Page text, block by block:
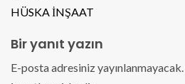
HÜSKA İNŞAAT
Bir yanıt yazın
E-posta adresiniz yayınlanmayacak.